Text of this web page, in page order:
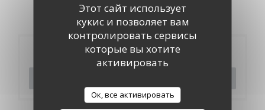
Этот сайт использует
кукис и позволяет вам
контролировать сервисы
которые вы хотите
активировать
Ок, все активировать
Бронирование